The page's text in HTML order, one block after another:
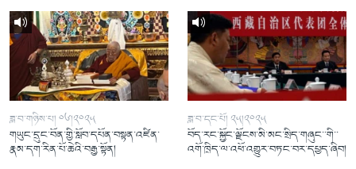
ཟླ་བ་གཉིས་པ། ༠༦།༢༠༢༥
གཡུང་དྲུང་བོན་གྱི་སློབ་དཔོན་བསྟན་འཛིན་
རྣམ་དག་རིན་པོ་ཆེའི་བརྒྱ་སྟོན།
ཟླ་བ་དང་པོ། ༢༥།༢༠༢༥
བོད་རང་སྐྱོང་ལྗོངས་མི་མང་སྲིད་གཞུང་་གི་་
འགོ་ཁྲིད་ལ་འཕོ་འགྱུར་བཏང་བར་དཔྱད་ཞིབ།